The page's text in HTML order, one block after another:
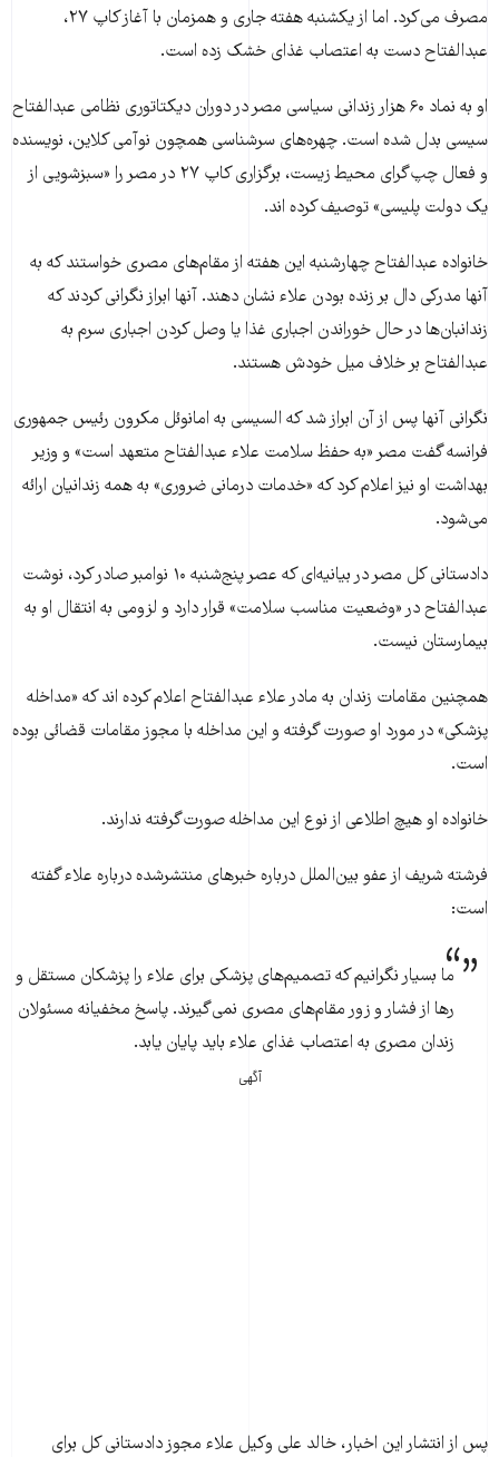
مصرف می‌کرد. اما از یکشنبه هفته جاری و همزمان با آغاز کاپ ۲۷،
عبدالفتاح دست به اعتصاب غذای خشک زده است.
او به نماد ۶۰ هزار زندانی سیاسی مصر در دوران دیکتاتوری نظامی عبدالفتاح
سیسی بدل شده است. چهره‌های سرشناسی همچون نوآمی کلاین، نویسنده
و فعال چپ‌گرای محیط زیست، برگزاری کاپ ۲۷ در مصر را «سبزشویی از
یک دولت پلیسی» توصیف کرده اند.
خانواده عبدالفتاح چهارشنبه این هفته از مقام‌های مصری خواستند که به
آنها مدرکی دال بر زنده بودن علاء نشان دهند. آنها ابراز نگرانی کردند که
زندانبان‌ها در حال خوراندن اجباری غذا یا وصل کردن اجباری سرم به
عبدالفتاح بر خلاف میل خودش هستند.
نگرانی آنها پس از آن ابراز شد که السیسی به امانوئل مکرون رئیس جمهوری
فرانسه گفت مصر «به حفظ سلامت علاء عبدالفتاح متعهد است» و وزیر
بهداشت او نیز اعلام کرد که «خدمات درمانی ضروری» به همه زندانیان ارائه
می‌شود.
دادستانی کل مصر در بیانیه‌ای که عصر پنج‌شنبه ۱۰ نوامبر صادر کرد، نوشت
عبدالفتاح در «وضعیت مناسب سلامت» قرار دارد و لزومی به انتقال او به
بیمارستان نیست.
همچنین مقامات زندان به مادر علاء عبدالفتاح اعلام کرده اند که «مداخله
پزشکی» در مورد او صورت گرفته و این مداخله با مجوز مقامات قضائی بوده
است.
خانواده او هیچ اطلاعی از نوع این مداخله صورت‌گرفته ندارند.
فرشته شریف از عفو بین‌الملل درباره خبرهای منتشرشده درباره علاء گفته
است:
ما بسیار نگرانیم که تصمیم‌های پزشکی برای علاء را پزشکان مستقل و
رها از فشار و زور مقام‌های مصری نمی‌گیرند. پاسخ مخفیانه مسئولان
زندان مصری به اعتصاب غذای علاء باید پایان یابد.
آگهی
پس از انتشار این اخبار، خالد علی وکیل علاء مجوز دادستانی کل برای